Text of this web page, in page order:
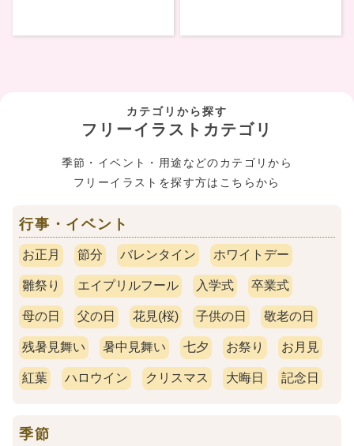
カテゴリから探す
フリーイラストカテゴリ
季節・イベント・用途などのカテゴリから
フリーイラストを探す方はこちらから
行事・イベント
お正月 節分 バレンタイン ホワイトデー
雛祭り エイプリルフール 入学式 卒業式
母の日 父の日 花見(桜) 子供の日 敬老の日
残暑見舞い 暑中見舞い 七夕 お祭り お月見
紅葉 ハロウイン クリスマス 大晦日 記念日
季節